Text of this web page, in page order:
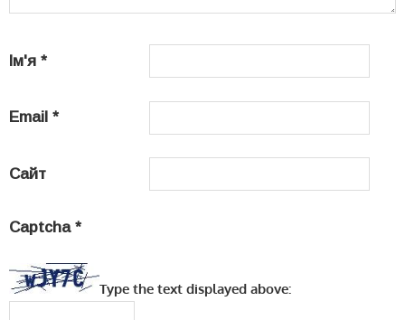
Ім'я *
Email *
Сайт
Captcha *
Type the text displayed above: